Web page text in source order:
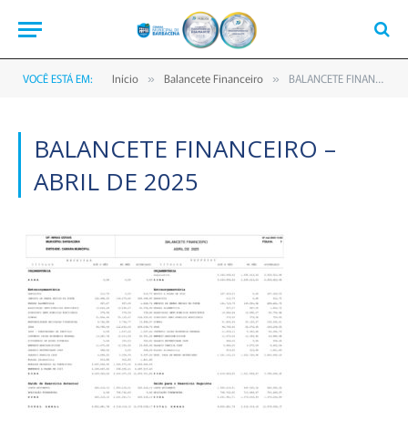
VOCÊ ESTÁ EM: Início » Balancete Financeiro » BALANCETE FINANCEIRO – ABRIL DE 2025
BALANCETE FINANCEIRO –
ABRIL DE 2025